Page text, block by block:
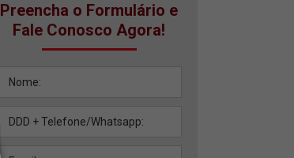
Preencha o Formulário e
Fale Conosco Agora!